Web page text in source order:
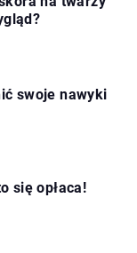
swoje nawyki
się opłaca!